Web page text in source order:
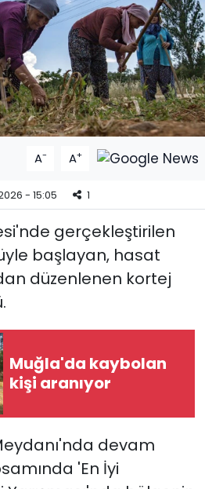
A- A+
- 15:05 1
gerçekleştirilen
başlayan, hasat
düzenlenen kortej
Muğla'da kaybolan
kişi aranıyor
devam
'En İyi